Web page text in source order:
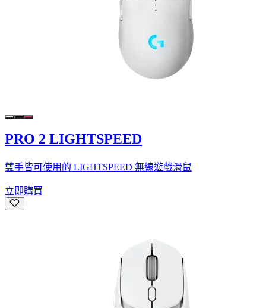
PRO 2 LIGHTSPEED
雙手皆可使用的 LIGHTSPEED 無線遊戲滑鼠
立即購買